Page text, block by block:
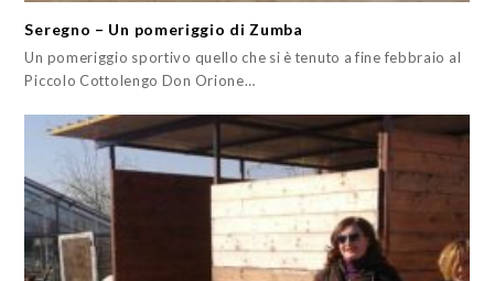
Seregno – Un pomeriggio di Zumba
Un pomeriggio sportivo quello che si è tenuto a fine febbraio al
Piccolo Cottolengo Don Orione…